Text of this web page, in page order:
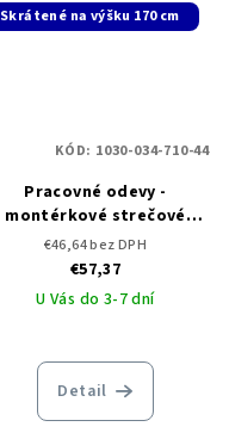
Skrátené na výšku 170 cm
Pracovné odevy -
montérkové strečové
nohavice na traky CXS
STRETCH skrátené
€46,64 bez DPH
€57,37
U Vás do 3-7 dní
Detail
KÓD: 1030-034-710-44